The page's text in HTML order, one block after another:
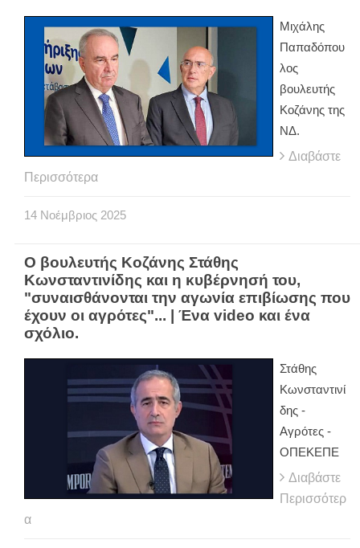
Μιχάλης
Παπαδόπου
λος
βουλευτής
Κοζάνης της
ΝΔ.
Διαβάστε
Περισσότερα
14 Νοέμβριος 2025
Ο βουλευτής Κοζάνης Στάθης
Κωνσταντινίδης και η κυβέρνησή του,
"συναισθάνονται την αγωνία επιβίωσης που
έχουν οι αγρότες"... | Ένα video και ένα
σχόλιο.
Στάθης
Κωνσταντινί
δης -
Αγρότες -
ΟΠΕΚΕΠΕ
Διαβάστε
Περισσότερ
α